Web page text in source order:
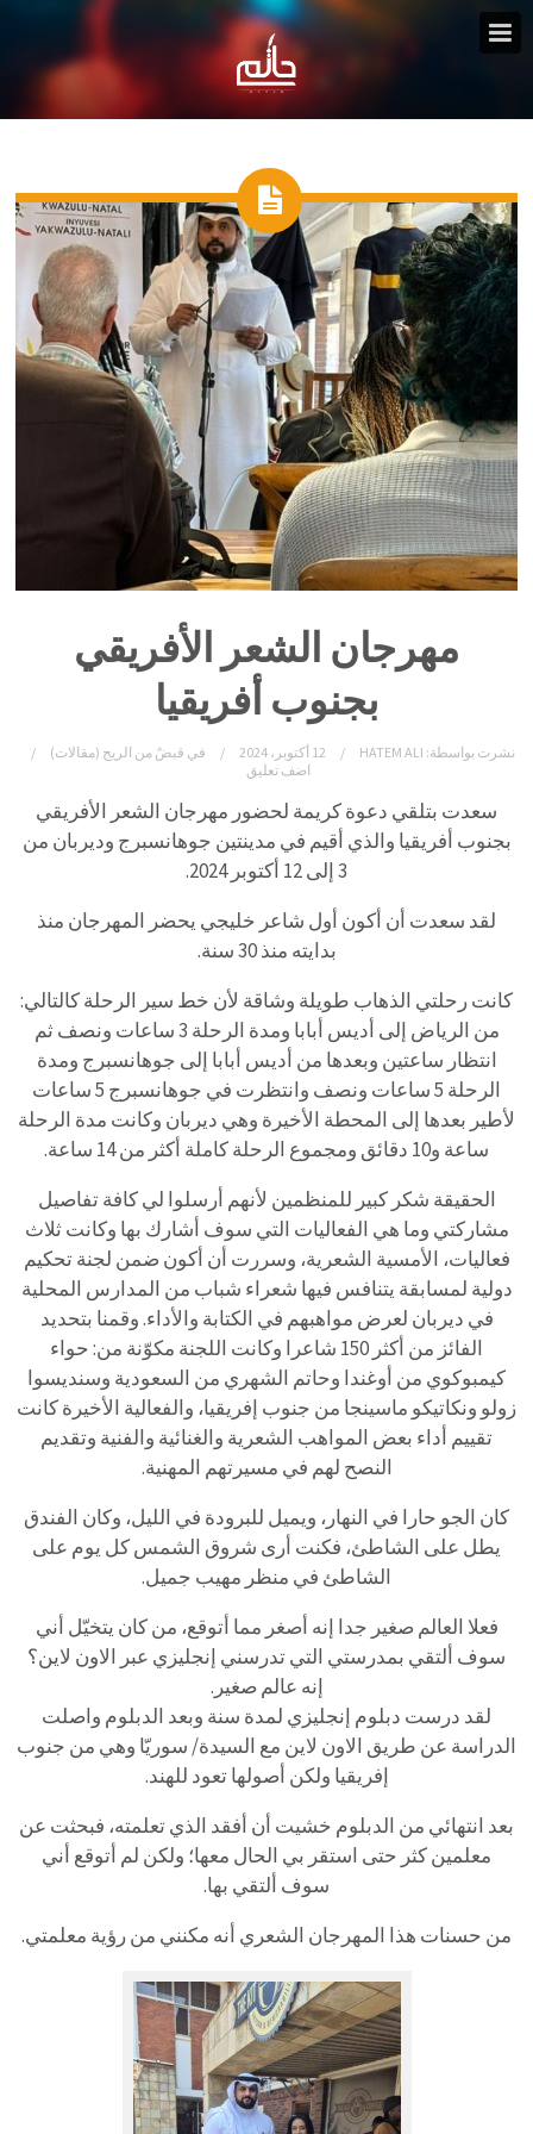
مهرجان الشعر الأفريقي
بجنوب أفريقيا
نشرت بواسطة: HATEM ALI 12 أكتوبر، 2024 في قبضٌ من الريح (مقالات)
اضف تعليق
سعدت بتلقي دعوة كريمة لحضور مهرجان الشعر الأفريقي
بجنوب أفريقيا والذي أقيم في مدينتين جوهانسبرج وديربان من
3 إلى 12 أكتوبر 2024.
لقد سعدت أن أكون أول شاعر خليجي يحضر المهرجان منذ
بدايته منذ 30 سنة.
كانت رحلتي الذهاب طويلة وشاقة لأن خط سير الرحلة كالتالي:
من الرياض إلى أديس أبابا ومدة الرحلة 3 ساعات ونصف ثم
انتظار ساعتين وبعدها من أديس أبابا إلى جوهانسبرج ومدة
الرحلة 5 ساعات ونصف وانتظرت في جوهانسبرج 5 ساعات
لأطير بعدها إلى المحطة الأخيرة وهي ديربان وكانت مدة الرحلة
ساعة و10 دقائق ومجموع الرحلة كاملة أكثر من 14 ساعة.
الحقيقة شكر كبير للمنظمين لأنهم أرسلوا لي كافة تفاصيل
مشاركتي وما هي الفعاليات التي سوف أشارك بها وكانت ثلاث
فعاليات، الأمسية الشعرية، وسررت أن أكون ضمن لجنة تحكيم
دولية لمسابقة يتنافس فيها شعراء شباب من المدارس المحلية
في ديربان لعرض مواهبهم في الكتابة والأداء. وقمنا بتحديد
الفائز من أكثر 150 شاعرا وكانت اللجنة مكوّنة من: حواء
كيمبوكوي من أوغندا وحاتم الشهري من السعودية وسنديسوا
زولو ونكاتيكو ماسينجا من جنوب إفريقيا، والفعالية الأخيرة كانت
تقييم أداء بعض المواهب الشعرية والغنائية والفنية وتقديم
النصح لهم في مسيرتهم المهنية.
كان الجو حارا في النهار، ويميل للبرودة في الليل، وكان الفندق
يطل على الشاطئ، فكنت أرى شروق الشمس كل يوم على
الشاطئ في منظر مهيب جميل.
فعلا العالم صغير جدا إنه أصغر مما أتوقع، من كان يتخيّل أني
سوف ألتقي بمدرستي التي تدرسني إنجليزي عبر الاون لاين؟
إنه عالم صغير.
لقد درست دبلوم إنجليزي لمدة سنة وبعد الدبلوم واصلت
الدراسة عن طريق الاون لاين مع السيدة/ سوريّا وهي من جنوب
إفريقيا ولكن أصولها تعود للهند.
بعد انتهائي من الدبلوم خشيت أن أفقد الذي تعلمته، فبحثت عن
معلمين كثر حتى استقر بي الحال معها؛ ولكن لم أتوقع أني
سوف ألتقي بها.
من حسنات هذا المهرجان الشعري أنه مكنني من رؤية معلمتي.